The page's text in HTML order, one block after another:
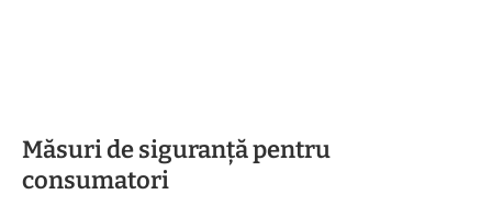
Măsuri de siguranță pentru
consumatori